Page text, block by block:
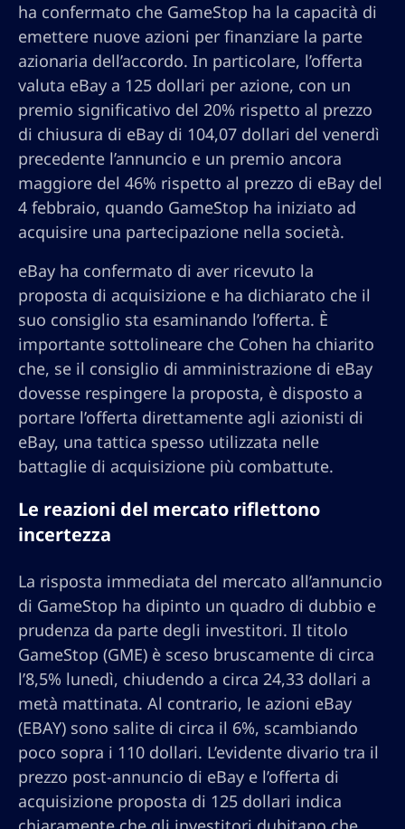
ha confermato che GameStop ha la capacità di
emettere nuove azioni per finanziare la parte
azionaria dell’accordo. In particolare, l’offerta
valuta eBay a 125 dollari per azione, con un
premio significativo del 20% rispetto al prezzo
di chiusura di eBay di 104,07 dollari del venerdì
precedente l’annuncio e un premio ancora
maggiore del 46% rispetto al prezzo di eBay del
4 febbraio, quando GameStop ha iniziato ad
acquisire una partecipazione nella società.
eBay ha confermato di aver ricevuto la
proposta di acquisizione e ha dichiarato che il
suo consiglio sta esaminando l’offerta. È
importante sottolineare che Cohen ha chiarito
che, se il consiglio di amministrazione di eBay
dovesse respingere la proposta, è disposto a
portare l’offerta direttamente agli azionisti di
eBay, una tattica spesso utilizzata nelle
battaglie di acquisizione più combattute.
Le reazioni del mercato riflettono
incertezza
La risposta immediata del mercato all’annuncio
di GameStop ha dipinto un quadro di dubbio e
prudenza da parte degli investitori. Il titolo
GameStop (GME) è sceso bruscamente di circa
l’8,5% lunedì, chiudendo a circa 24,33 dollari a
metà mattinata. Al contrario, le azioni eBay
(EBAY) sono salite di circa il 6%, scambiando
poco sopra i 110 dollari. L’evidente divario tra il
prezzo post-annuncio di eBay e l’offerta di
acquisizione proposta di 125 dollari indica